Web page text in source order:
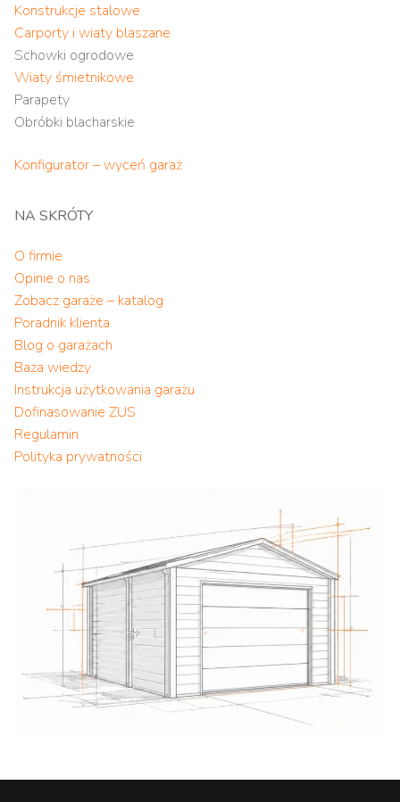
Konstrukcje stalowe
Carporty i wiaty blaszane
Schowki ogrodowe
Wiaty śmietnikowe
Parapety
Obróbki blacharskie
Konfigurator – wyceń garaż
NA SKRÓTY
O firmie
Opinie o nas
Zobacz garaże – katalog
Poradnik klienta
Blog o garażach
Baza wiedzy
Instrukcja użytkowania garażu
Dofinasowanie ZUS
Regulamin
Polityka prywatności